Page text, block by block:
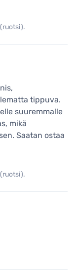
tippuva.
suuremmalle
mikä
Saatan ostaa